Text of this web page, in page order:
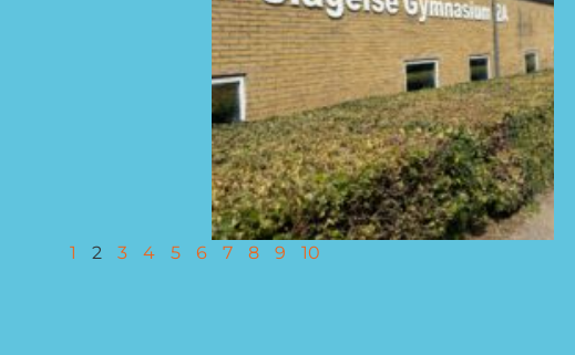
1 2 3 4 5 6 7 8 9 10